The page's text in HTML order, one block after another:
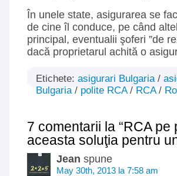
În unele state, asigurarea se
de cine îl conduce, pe când
principal, eventualii şoferi ”de
dacă proprietarul achită o
Etichete: asigurari Bulgaria/
Bulgaria/ polite RCA/ RCA/
7 comentarii la “RCA
aceasta soluţia pentru
Jean spune
May 30th, 2013 la 7:58 am